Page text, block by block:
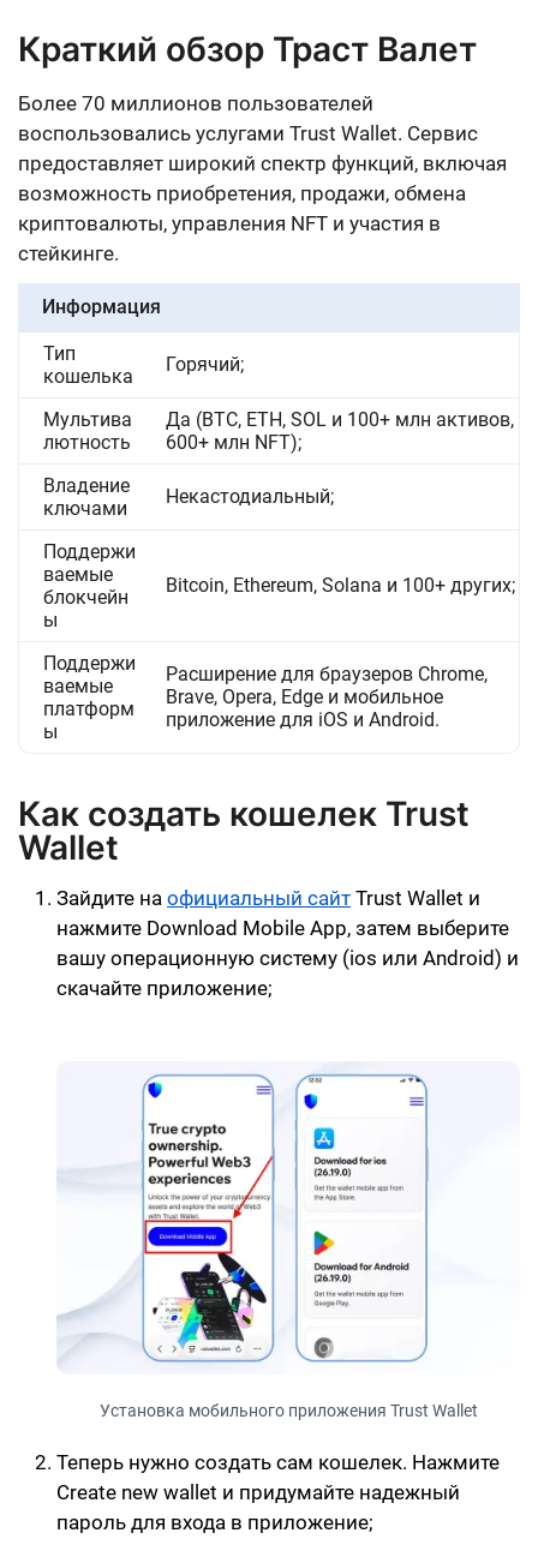
Краткий обзор Траст Валет
Более 70 миллионов пользователей
воспользовались услугами Trust Wallet. Сервис
предоставляет широкий спектр функций, включая
возможность приобретения, продажи, обмена
криптовалюты, управления NFT и участия в
стейкинге.
Информация
Тип
кошелька
Горячий;
Мультива
лютность
Да (BTC, ETH, SOL и 100+ млн активов,
600+ млн NFT);
Владение
ключами
Некастодиальный;
Поддержи
ваемые
блокчейн
ы
Bitcoin, Ethereum, Solana и 100+ других;
Поддержи
ваемые
платформ
ы
Расширение для браузеров Chrome,
Brave, Opera, Edge и мобильное
приложение для iOS и Android.
Как создать кошелек Trust
Wallet
Зайдите на официальный сайт Trust Wallet и
нажмите Download Mobile App, затем выберите
вашу операционную систему (ios или Android) и
скачайте приложение;
Установка мобильного приложения Trust Wallet
Теперь нужно создать сам кошелек. Нажмите
Create new wallet и придумайте надежный
пароль для входа в приложение;